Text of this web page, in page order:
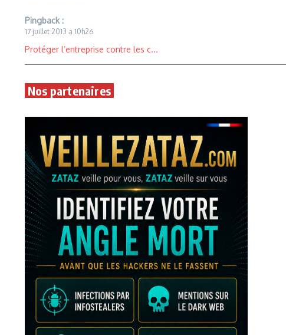
Pingback :
17 juillet 2013 a 10h26
Protéger l’entreprise contre les c...
Nos partenaires